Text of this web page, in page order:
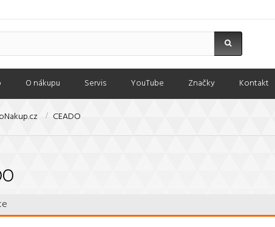
O nákupu Servis YouTube Značky Kontakt
CEADO